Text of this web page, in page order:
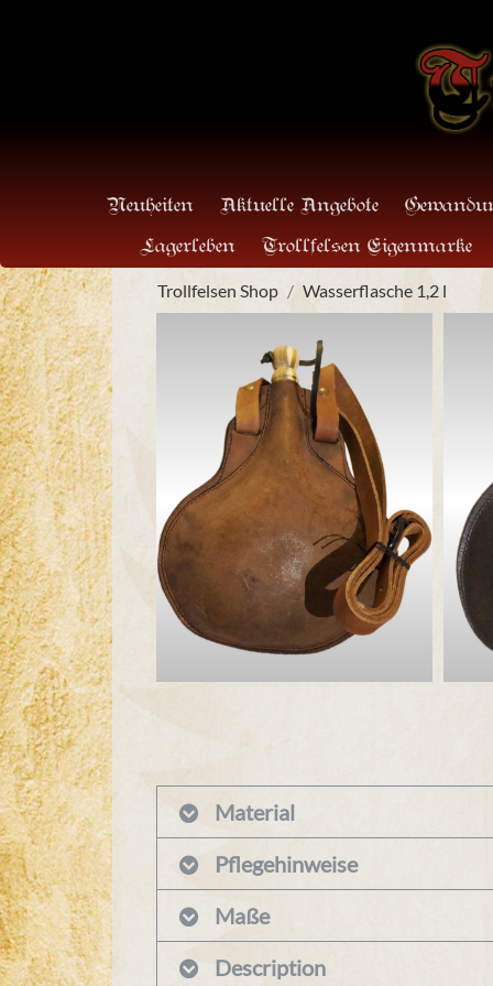
Neuheiten Aktuelle Angebote
Lagerleben
Trollfelsen Eigenmarke
Trollfelsen Shop Wasserflasche 1,2 l
Material
Pflegehinweise
Maße
Description